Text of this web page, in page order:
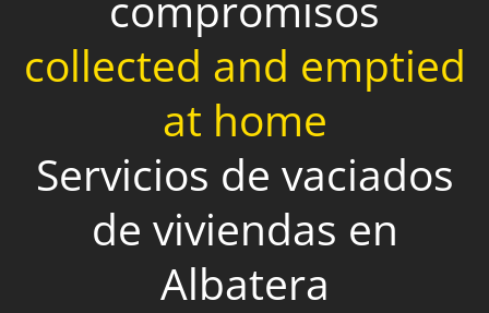
collected and emptied
at home
Servicios de vaciados
de viviendas en
Albatera